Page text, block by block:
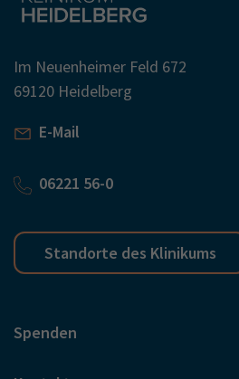
Im Neuenheimer Feld 672
69120 Heidelberg
E-Mail
06221 56-0
Standorte des Klinikums
Spenden